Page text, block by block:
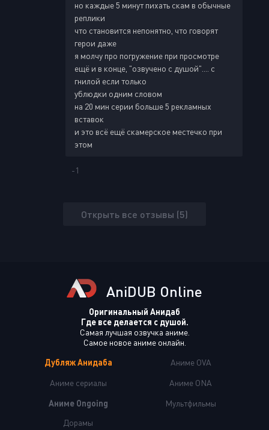
но каждые 5 минут пихать скам в обычные
реплики
что становится непонятно, что говорят
герои даже
я молчу про погружение при просмотре
ещё и в конце, "озвучено с душой".... с
гнилой если только
ублюдки одним словом
на 20 мин серии больше 5 рекламных
вставок
и это всё ещё скамерское местечко при
этом
-1
Открыть все отзывы (5)
AniDUB Online
Оригинальный Анидаб
Где все делается с душой.
Самая лучшая озвучка аниме.
Самое новое аниме онлайн.
Дубляж Анидаба
Аниме сериалы
Аниме Ongoing
Аниме OVA
Аниме ONA
Мультфильмы
Дорамы